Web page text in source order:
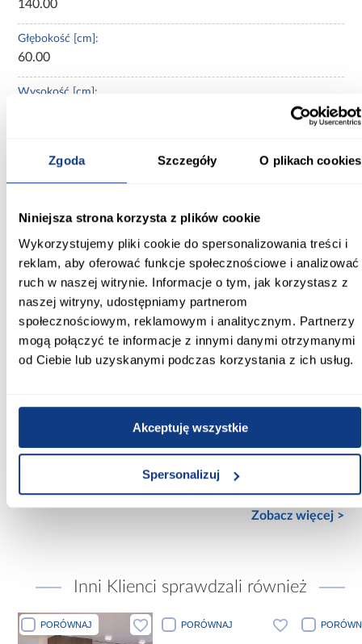
Zgoda Szczegóły O plikach cookies
Niniejsza strona korzysta z plików cookie
Wykorzystujemy pliki cookie do spersonalizowania treści i
reklam, aby oferować funkcje społecznościowe i analizować
ruch w naszej witrynie. Informacje o tym, jak korzystasz z
naszej witryny, udostępniamy partnerom
społecznościowym, reklamowym i analitycznym. Partnerzy
mogą połączyć te informacje z innymi danymi otrzymanymi
od Ciebie lub uzyskanymi podczas korzystania z ich usług.
Akceptuję wszystkie
Spersonalizuj
140.00
Głębokość [cm]:
60.00
Wysokość [cm]:
biały/czarny
czarny
Wybarwienie:
białe
Lustro:
bez lustra
Ilość drzwi:
Wykończenie frontów:
Zobacz więcej >
Inni Klienci sprawdzali również
PORÓWNAJ PORÓWNAJ